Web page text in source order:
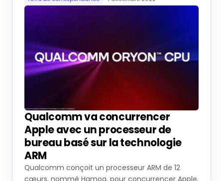
73.1% de correspondance 1 décembre 2022
Qualcomm va concurrencer
Apple avec un processeur de
bureau basé sur la technologie
ARM
Qualcomm conçoit un processeur ARM de 12